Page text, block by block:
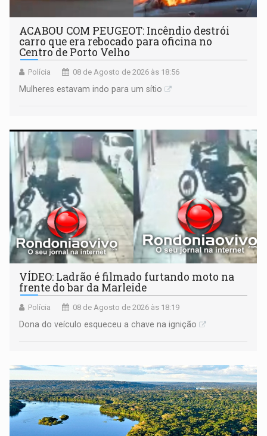
ACABOU COM PEUGEOT: Incêndio destrói
carro que era rebocado para oficina no
Centro de Porto Velho
Polícia 08 de Agosto de 2026 às 18:56
Mulheres estavam indo para um sítio
VÍDEO: Ladrão é filmado furtando moto na
frente do bar da Marleide
Polícia 08 de Agosto de 2026 às 18:19
Dona do veículo esqueceu a chave na ignição